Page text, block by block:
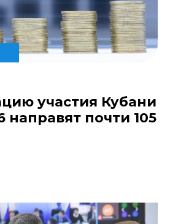
участия Кубани
почти 105